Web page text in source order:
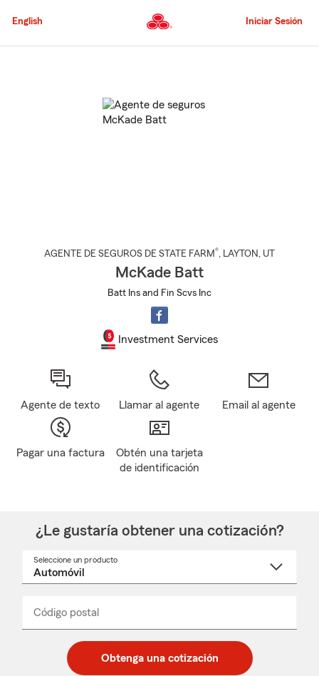
al
principal
English Iniciar Sesión
AGENTE DE SEGUROS DE STATE FARM®, LAYTON , UT
McKade Batt
Batt Ins and Fin Scvs Inc
Investment Services
Agente de texto Llamar al agente Email al agente
Pagar una factura
Obtén una tarjeta
de identificación
¿Le gustaría obtener una cotización?
Seleccione un producto
desplegable
Código postal
de
de
_____
Obtenga una cotización